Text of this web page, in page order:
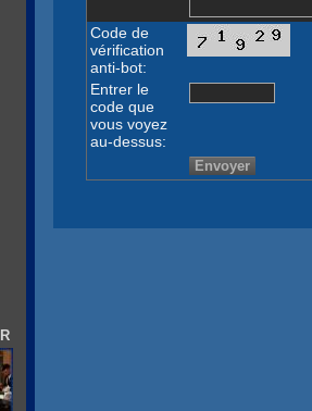
Code de
vérification
anti-bot:
Entrer le
code que
vous voyez
au-dessus: